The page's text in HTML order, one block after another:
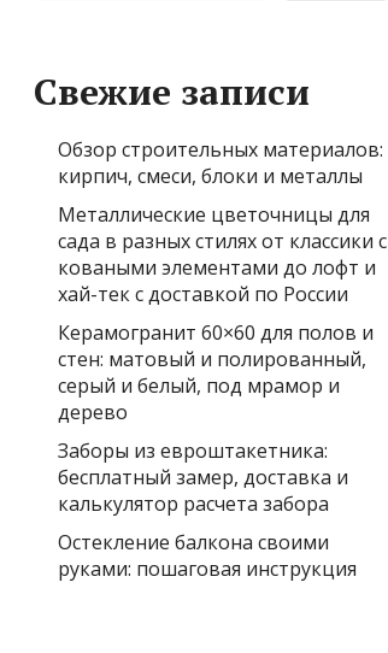
Свежие записи
Обзор строительных материалов:
кирпич, смеси, блоки и металлы
Металлические цветочницы для
сада в разных стилях от классики с
коваными элементами до лофт и
хай-тек с доставкой по России
Керамогранит 60×60 для полов и
стен: матовый и полированный,
серый и белый, под мрамор и
дерево
Заборы из евроштакетника:
бесплатный замер, доставка и
калькулятор расчета забора
Остекление балкона своими
руками: пошаговая инструкция